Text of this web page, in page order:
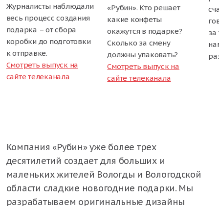
Журналисты наблюдали
весь процесс создания
подарка – от сбора
коробки до подготовки
к отправке.
Смотреть выпуск на
сайте телеканала
«Рубин». Кто решает
какие конфеты
окажутся в подарке?
Сколько за смену
должны упаковать?
Смотреть выпуск на
сайте телеканала
за
Компания «Рубин» уже более трех
десятилетий создает для больших и
маленьких жителей Вологды и Вологодской
области сладкие новогодние подарки. Мы
разрабатываем оригинальные дизайны